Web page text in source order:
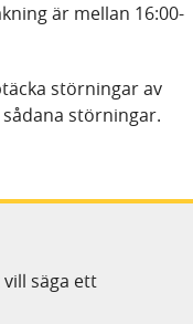
är mellan 16:00-
störningar av
störningar.
säga ett